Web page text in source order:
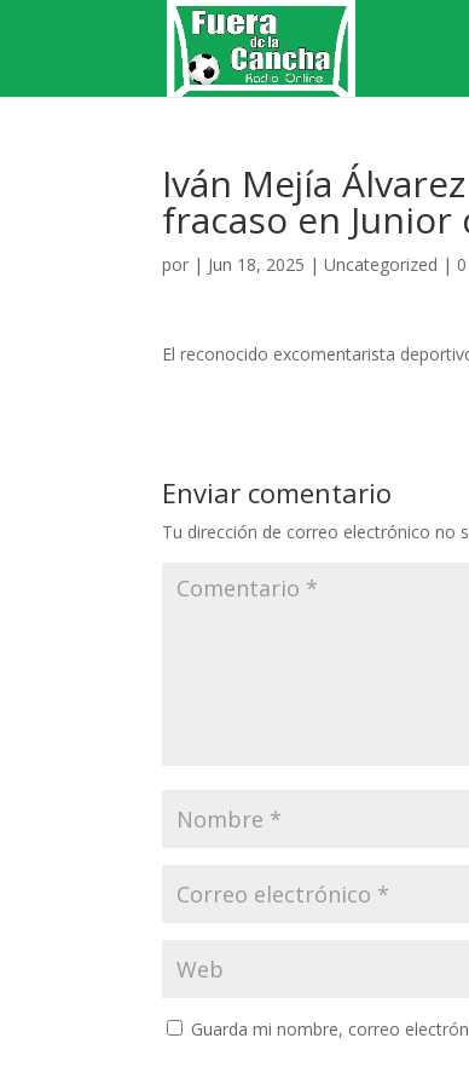
Iván Mejía
fracaso en
por | Jun 18, 2025 |Uncategorized |
El reconocido excomentarista
Enviar comentario
Tu dirección de correo electrónico no
Guarda mi nombre, correo